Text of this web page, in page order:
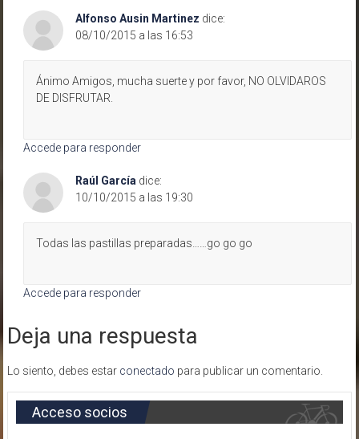
Alfonso Ausin Martinez dice:
08/10/2015 a las 16:53
Ánimo Amigos, mucha suerte y por favor, NO OLVIDAROS
DE DISFRUTAR.
Accede para responder
Raúl García dice:
10/10/2015 a las 19:30
Todas las pastillas preparadas……go go go
Accede para responder
Deja una respuesta
Lo siento, debes estar conectado para publicar un comentario.
Acceso socios